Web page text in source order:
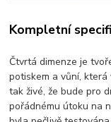
Kompletní
Čtvrtá dimenze je
potiskem a vůní,
tak živé, že bude pro
pořádnému útoku na